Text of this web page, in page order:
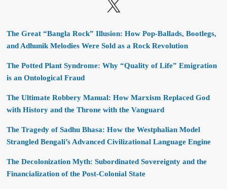
X
The Great “Bangla Rock” Illusion: How Pop-Ballads, Bootlegs,
and Adhunik Melodies Were Sold as a Rock Revolution
The Potted Plant Syndrome: Why “Quality of Life” Emigration
is an Ontological Fraud
The Ultimate Robbery Manual: How Marxism Replaced God
with History and the Throne with the Vanguard
The Tragedy of Sadhu Bhasa: How the Westphalian Model
Strangled Bengali’s Advanced Civilizational Language Engine
The Decolonization Myth: Subordinated Sovereignty and the
Financialization of the Post-Colonial State